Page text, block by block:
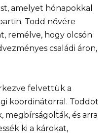
amelyet hónapokkal
Todd nővére
remélve, hogy olcsón
családi áron,
felvettük a
koordinátorral. Toddot
megbírságolták, és arra
ki a károkat,